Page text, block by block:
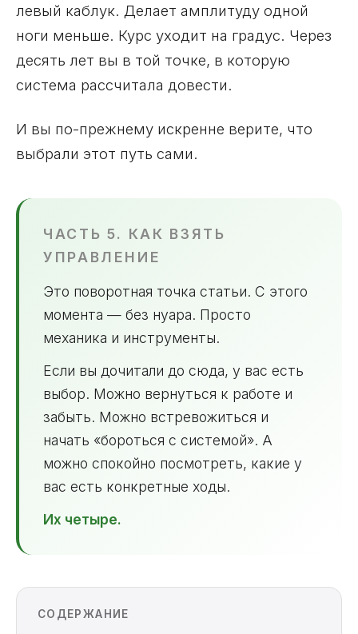
левый каблук. Делает амплитуду одной
ноги меньше. Курс уходит на градус. Через
десять лет вы в той точке, в которую
система рассчитала довести.
И вы по-прежнему искренне верите, что
выбрали этот путь сами.
ЧАСТЬ 5. КАК ВЗЯТЬ
УПРАВЛЕНИЕ
Это поворотная точка статьи. С этого
момента — без нуара. Просто
механика и инструменты.
Если вы дочитали до сюда, у вас есть
выбор. Можно вернуться к работе и
забыть. Можно встревожиться и
начать «бороться с системой». А
можно спокойно посмотреть, какие у
вас есть конкретные ходы.
Их четыре.
СОДЕРЖАНИЕ